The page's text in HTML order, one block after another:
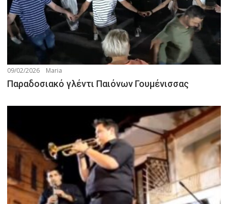
09/02/2026 Maria
Παραδοσιακό γλέντι Παιόνων Γουμένισσας